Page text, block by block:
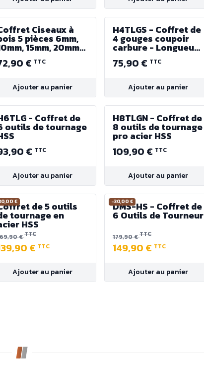
Ciseaux à
5 pièces 6mm,
15mm, 20mm
et 25mm - Stanley
€ TTC
Ajouter au panier
H4TLGS - Coffret de
4 gouges coupoir
carbure - Longueur
de manche 246 mm
75,90 € TTC
Ajouter au panier
- Coffret de
outils de tournage
€ TTC
Ajouter au panier
H8TLGN - Coffret de
8 outils de tournage
pro acier HSS
109,90 € TTC
Ajouter au panier
€ de 5 outils
tournage en
HSS
€TTC
€ TTC
Ajouter au panier
-30,00 €
DMS-HS - Coffret de
6 Outils de Tourneur
179,90 €TTC
149,90 € TTC
Ajouter au panier